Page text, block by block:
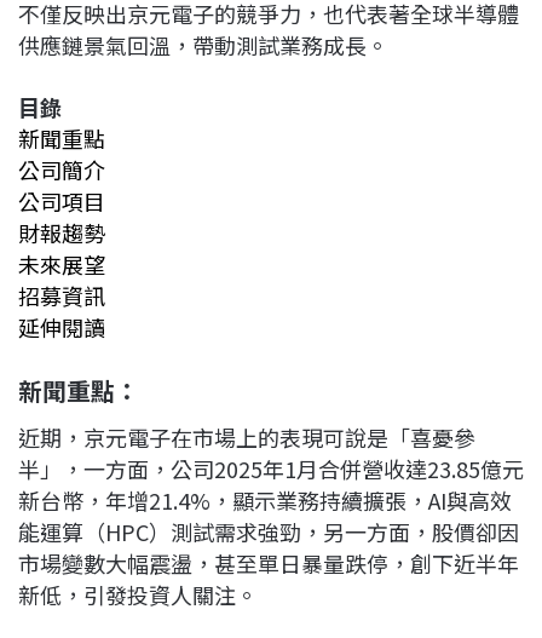
k
n
k
不僅反映出京元電子的競爭力，也代表著全球半導體
供應鏈景氣回溫，帶動測試業務成長。
目錄
新聞重點
公司簡介
公司項目
財報趨勢
未來展望
招募資訊
延伸閱讀
新聞重點：
近期，京元電子在市場上的表現可說是「喜憂參
半」，一方面，公司2025年1月合併營收達23.85億元
新台幣，年增21.4%，顯示業務持續擴張，AI與高效
能運算（HPC）測試需求強勁，另一方面，股價卻因
市場變數大幅震盪，甚至單日暴量跌停，創下近半年
新低，引發投資人關注。